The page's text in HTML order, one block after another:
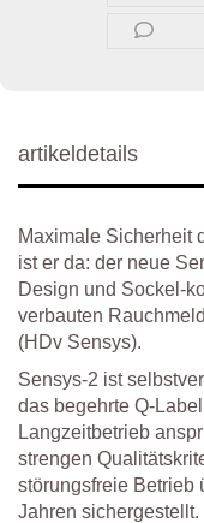
artikeldetails
Maximale Sicherheit
ist er da: der neue
Design und Sockel-
verbauten
(HDv Sensys).
Sensys-2 ist
das begehrte Q-
Langzeitbetrieb
strengen
störungsfreie Betrieb
Jahren sichergestellt.